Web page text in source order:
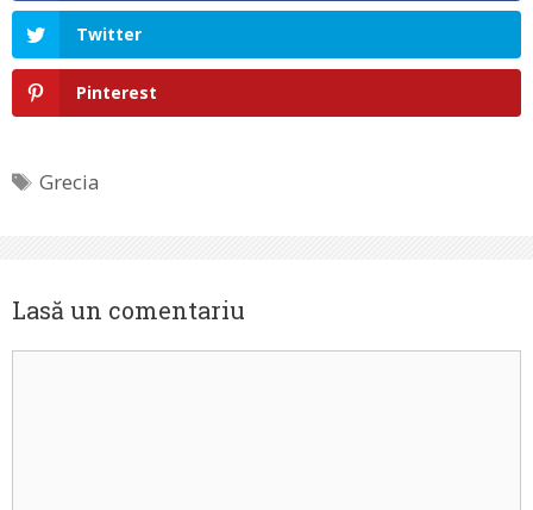
Twitter
Pinterest
Etichete
Grecia
Lasă un comentariu